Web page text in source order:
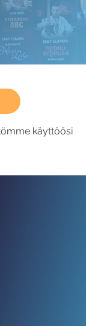
käyttöösi